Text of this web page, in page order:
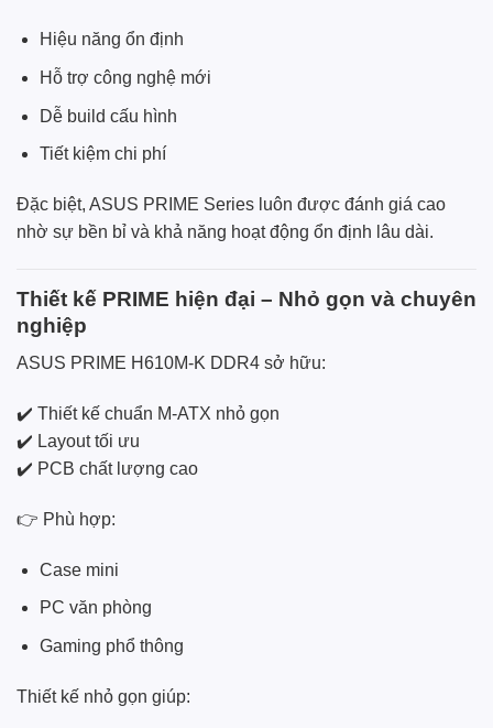
Hiệu năng ổn định
Hỗ trợ công nghệ mới
Dễ build cấu hình
Tiết kiệm chi phí
Đặc biệt, ASUS PRIME Series luôn được đánh giá cao
nhờ sự bền bỉ và khả năng hoạt động ổn định lâu dài.
Thiết kế PRIME hiện đại – Nhỏ gọn và chuyên
nghiệp
ASUS PRIME H610M-K DDR4 sở hữu:
✔️ Thiết kế chuẩn M-ATX nhỏ gọn
✔️ Layout tối ưu
✔️ PCB chất lượng cao
👉 Phù hợp:
Case mini
PC văn phòng
Gaming phổ thông
Thiết kế nhỏ gọn giúp: